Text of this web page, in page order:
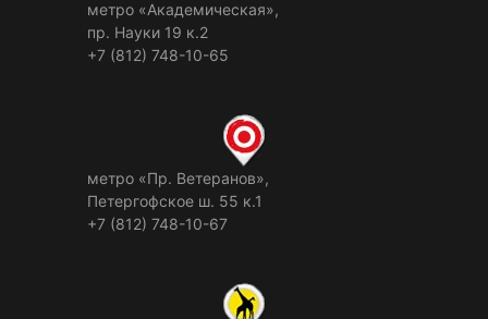
метро «Академическая»,
пр. Науки 19 к.2
+7 (812) 748-10-65
метро «Пр. Ветеранов»,
Петергофское ш. 55 к.1
+7 (812) 748-10-67